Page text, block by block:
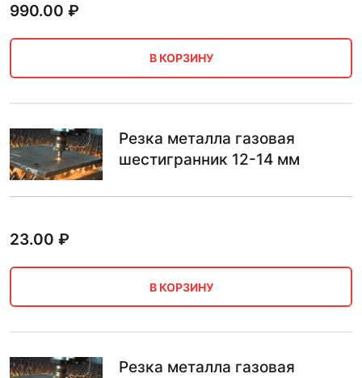
990.00 ₽
В КОРЗИНУ
Резка металла газовая
шестигранник 12-14 мм
23.00 ₽
В КОРЗИНУ
Резка металла газовая